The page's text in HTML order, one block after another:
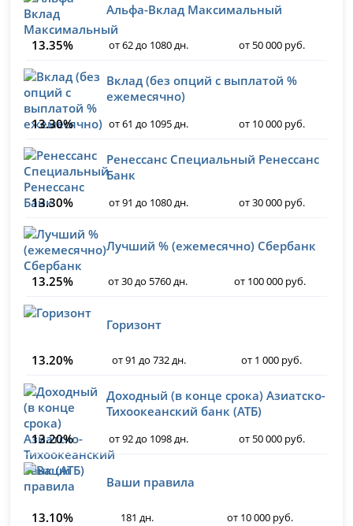
Альфа-Вклад Максимальный
13.35% от 62 до 1080 дн. от 50 000 руб.
Вклад (без опций с выплатой %
ежемесячно)
13.30%
от 61 до 1095 дн. от 10 000 руб.
Ренессанс Специальный Ренессанс
Банк
13.30%
от 91 до 1080 дн. от 30 000 руб.
Лучший % (ежемесячно) Сбербанк
13.25% от 30 до 5760 дн. от 100 000 руб.
Горизонт
13.20% от 91 до 732 дн. от 1 000 руб.
Доходный (в конце срока) Азиатско-
Тихоокеанский банк (АТБ)
13.20%
от 92 до 1098 дн. от 50 000 руб.
Ваши правила
13.10% 181 дн. от 10 000 руб.